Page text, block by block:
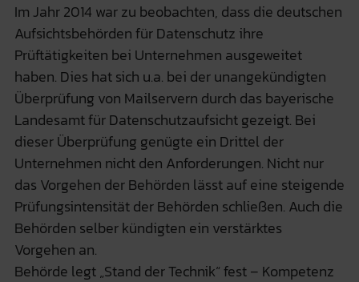
Im Jahr 2014 war zu beobachten, dass die deutschen
Aufsichtsbehörden für Datenschutz ihre
Prüftätigkeiten bei Unternehmen ausgeweitet
haben. Dies hat sich u.a. bei der unangekündigten
Überprüfung von Mailservern durch das bayerische
Landesamt für Datenschutzaufsicht gezeigt. Bei
dieser Überprüfung genügte ein Drittel der
Unternehmen nicht den Anforderungen. Nicht nur
das Vorgehen der Behörden lässt auf eine steigende
Prüfungsintensität der Behörden schließen. Auch die
Behörden selber kündigten ein verstärktes
Vorgehen an.
Behörde legt „Stand der Technik“ fest – Kompetenz